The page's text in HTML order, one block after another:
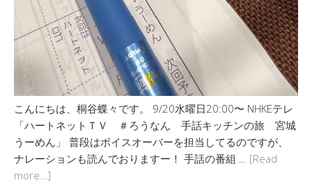
こんにちは、桐谷蝶々です。 9/20水曜日20:00〜 NHKEテレ
「ハートネットＴＶ ＃ろうなん 手話キッチンの旅 宮城
うーめん」 普段はボイスオーバーを担当してるのですが、
ナレーションも読んでおりますー！ 手話の番組 … [Read
more…]